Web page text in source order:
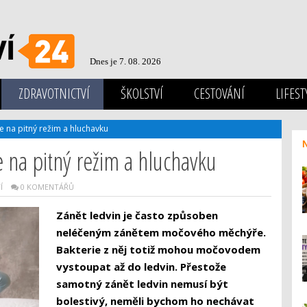
Dnes je 7. 08. 2026
ZDRAVOTNICTVÍ ŠKOLSTVÍ CESTOVÁNÍ
na pitný režim a hluchavku
pitný režim a hluchavku
0 KOMENTÁŘŮ
Zánět ledvin je často způsoben
neléčeným zánětem močového měchýře.
Bakterie z něj totiž mohou močovodem
vystoupat až do ledvin. Přestože
samotný zánět ledvin nemusí být
bolestivý, neměli bychom ho nechávat